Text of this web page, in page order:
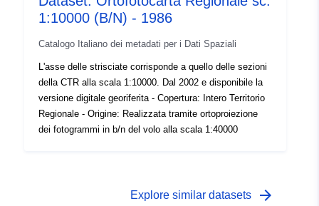
1:10000 (B/N) - 1986
Catalogo Italiano dei metadati per i Dati Spaziali
L'asse delle strisciate corrisponde a quello delle sezioni
della CTR alla scala 1:10000. Dal 2002 e disponibile la
versione digitale georiferita - Copertura: Intero Territorio
Regionale - Origine: Realizzata tramite ortoproiezione
dei fotogrammi in b/n del volo alla scala 1:40000
Explore similar datasets arrow_forward